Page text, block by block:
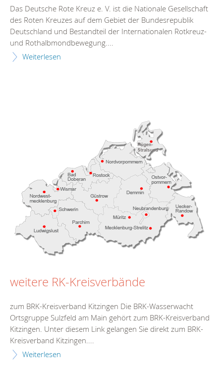
Das Deutsche Rote Kreuz e. V. ist die Nationale Gesellschaft
des Roten Kreuzes auf dem Gebiet der Bundesrepublik
Deutschland und Bestandteil der Internationalen Rotkreuz-
und Rothalbmondbewegung....
Weiterlesen
weitere RK-Kreisverbände
zum BRK-Kreisverband Kitzingen Die BRK-Wasserwacht
Ortsgruppe Sulzfeld am Main gehört zum BRK-Kreisverband
Kitzingen. Unter diesem Link gelangen Sie direkt zum BRK-
Kreisverband Kitzingen....
Weiterlesen